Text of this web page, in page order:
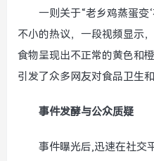
一则关于“老乡鸡蒸蛋变
不小的热议，一段视频显示
食物呈现出不正常的黄色和
引发了众多网友对食品卫生和
事件发酵与公众质疑
事件曝光后,迅速在社交